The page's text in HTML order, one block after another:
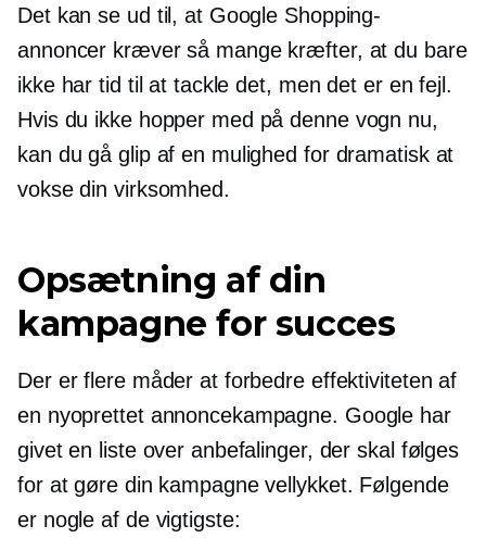
Det kan se ud til, at Google Shopping-
annoncer kræver så mange kræfter, at du bare
ikke har tid til at tackle det, men det er en fejl.
Hvis du ikke hopper med på denne vogn nu,
kan du gå glip af en mulighed for dramatisk at
vokse din virksomhed.
Opsætning af din
kampagne for succes
Der er flere måder at forbedre effektiviteten af ​​
en nyoprettet annoncekampagne. Google har
givet en liste over anbefalinger, der skal følges
for at gøre din kampagne vellykket. Følgende
er nogle af de vigtigste: